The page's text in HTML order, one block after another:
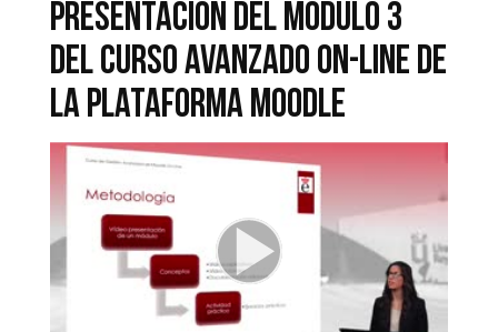
PRESENTACIÓN DEL MÓDULO 3
DEL CURSO AVANZADO ON-LINE DE
LA PLATAFORMA MOODLE